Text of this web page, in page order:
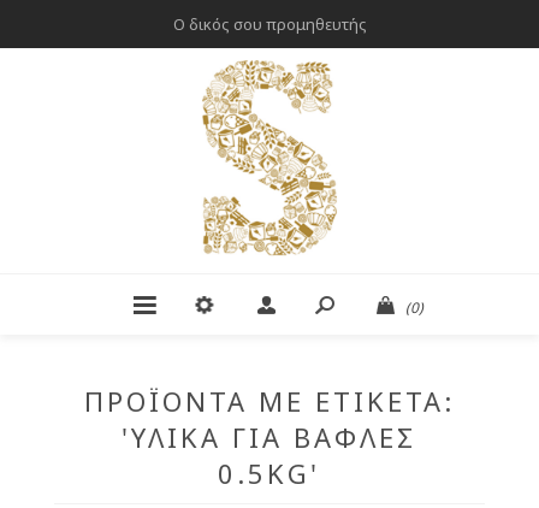
Ο δικός σου προμηθευτής
(0)
ΠΡΟΪΌΝΤΑ ΜΕ ΕΤΙΚΈΤΑ:
'ΥΛΙΚΆ ΓΙΑ ΒΆΦΛΕΣ
0.5KG'